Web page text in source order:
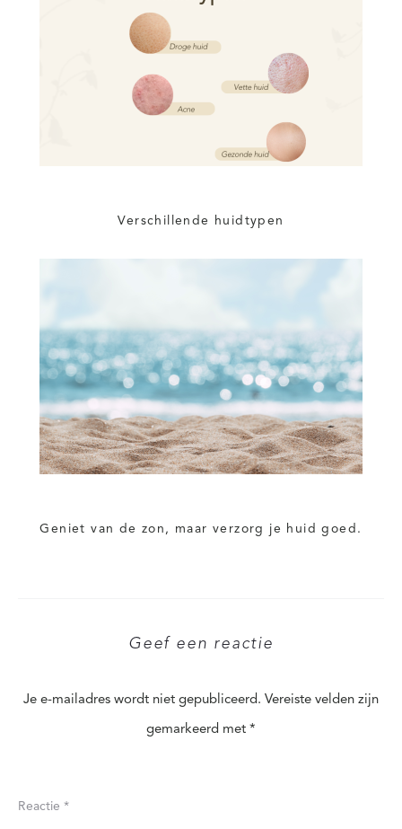
Verschillende huidtypen
Geniet van de zon, maar verzorg je huid goed.
Geef een reactie
Je e-mailadres wordt niet gepubliceerd. Vereiste velden zijn
gemarkeerd met *
Reactie *